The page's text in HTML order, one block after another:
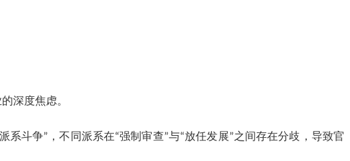
深度焦虑。
斗争”，不同派系在“强制审查”与“放任发展”之间存在分歧，导致官